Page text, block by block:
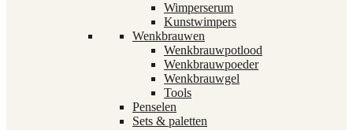
Wimperserum
Kunstwimpers
Wenkbrauwen
Wenkbrauwpotlood
Wenkbrauwpoeder
Wenkbrauwgel
Tools
Penselen
Sets & paletten